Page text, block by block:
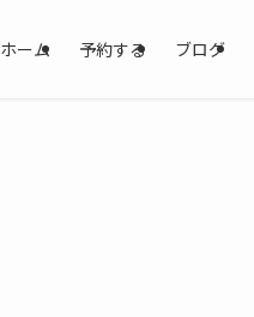
ホーム 予約する ブログ